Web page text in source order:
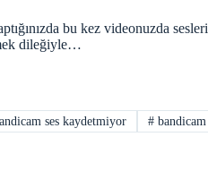
bu kez videonuzda
dileğiyle…
ses kaydetmiyor # bandicam